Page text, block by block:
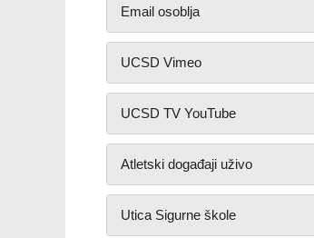
Email osoblja
UCSD Vimeo
UCSD TV YouTube
Atletski događaji uživo
Utica Sigurne škole